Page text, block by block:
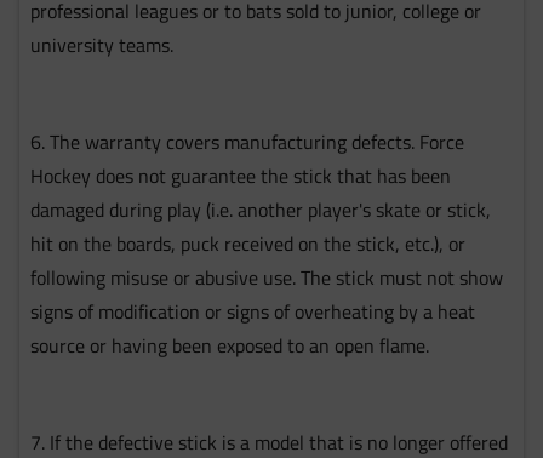
professional leagues or to bats sold to junior, college or
university teams.
6. The warranty covers manufacturing defects. Force
Hockey does not guarantee the stick that has been
damaged during play (i.e. another player's skate or stick,
hit on the boards, puck received on the stick, etc.), or
following misuse or abusive use. The stick must not show
signs of modification or signs of overheating by a heat
source or having been exposed to an open flame.
7. If the defective stick is a model that is no longer offered